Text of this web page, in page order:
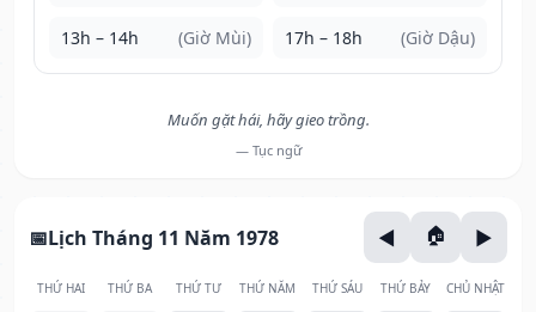
13h – 14h (Giờ Mùi) 17h – 18h (Giờ Dậu)
Muốn gặt hái, hãy gieo trồng.
— Tục ngữ
Lịch Tháng 11 Năm 1978
THỨ HAI THỨ BA THỨ TƯ THỨ NĂM THỨ SÁU THỨ BẢY CHỦ NHẬT